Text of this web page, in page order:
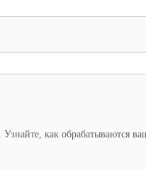
Узнайте, как обрабатываются